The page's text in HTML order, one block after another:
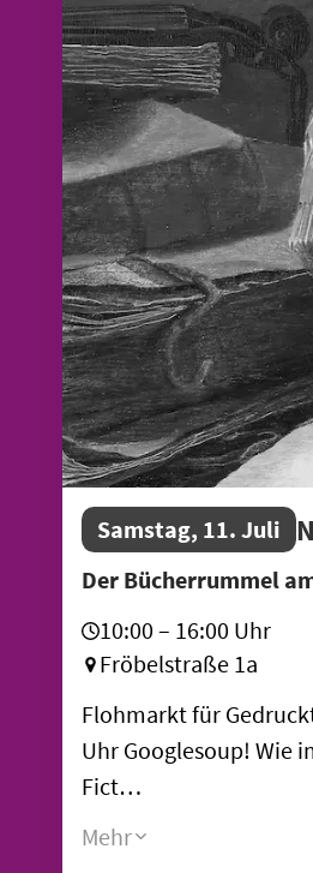
Samstag, 11. Juli
Der Bücherrummel
10:00 – 16:00 Uhr
Fröbelstraße 1a
Flohmarkt für
Uhr Googlesoup! Wie
Fict…
Mehr